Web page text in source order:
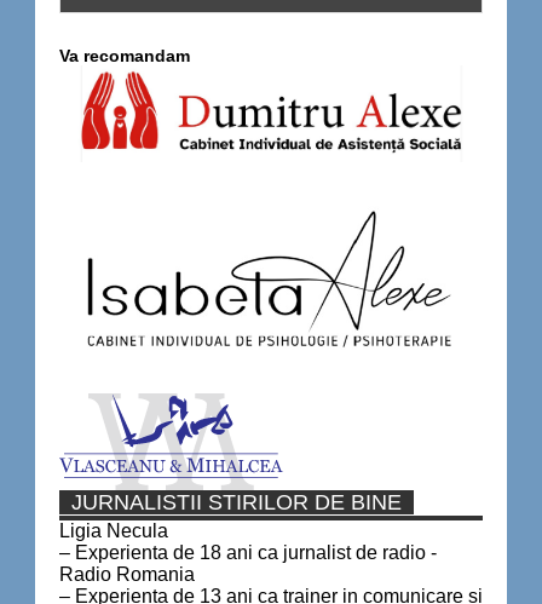
Va recomandam
JURNALISTII STIRILOR DE BINE
Ligia Necula
– Experienta de 18 ani ca jurnalist de radio -
Radio Romania
– Experienta de 13 ani ca trainer in comunicare si